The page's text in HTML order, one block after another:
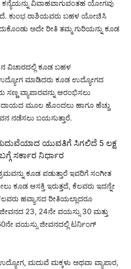
ವಿವಾಹವಾಗುವಂತಹ ಯೋಗವು
ಕುಂಭ ರಾಶಿಯವರು ಬಹಳ ಯೋಚಿಸಿ
ಅದೇ ರೀತಿ ತಮ್ಮ ಗುರಿಯನ್ನು ಕೂಡ
ವಿಚಾರದಲ್ಲಿ ಕೂಡ ಬಹಳ
ಉದ್ಯೋಗ ಮಾಡಿದರು ಕೂಡ ಉದ್ಯೋಗದ
ವ್ಯಾಪಾರವನ್ನು ಆರಂಭಿಸಲು
ಆದಾಯದ ಮೂಲ ಹೊಂದಲು ಹಾಗೂ ಹೆಚ್ಚು
ನಡೆಸಲು ಬಯಸುತ್ತಾರೆ.
ಮದುವೆಯಾದ ಯುವತಿಗೆ ಸಿಗಲಿದೆ 5 ಲಕ್ಷ
ಸರ್ಕಾರ ನಿರ್ಧಾರ
ಕೂಡ ಪಡುತ್ತಾರೆ ಇವರಿಗೆ ಸಂಗೀತ
ಕೂಡ ಆಸಕ್ತಿ ಇರುತ್ತದೆ, ಕೆಲವರು ಇದನ್ನೇ
ಹವ್ಯಾಸದ ರೀತಿಯಲ್ಲಾದರೂ
23, 24ನೇ ವಯಸ್ಸು 30 ಮತ್ತು
ವಯಸ್ಸು ಜೀವನದಲ್ಲಿ ಟರ್ನಿಂಗ್
ಮದುವೆ ಮಕ್ಕಳು ಅಥವಾ ವ್ಯಾಪಾರ,